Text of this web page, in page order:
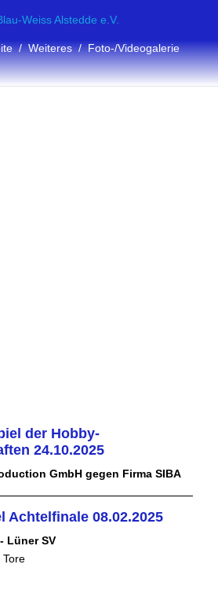
Weiteres Foto-/Videogalerie
der Hobby-
24.10.2025
GmbH gegen Firma SIBA
Achtelfinale 08.02.2025
Lüner SV